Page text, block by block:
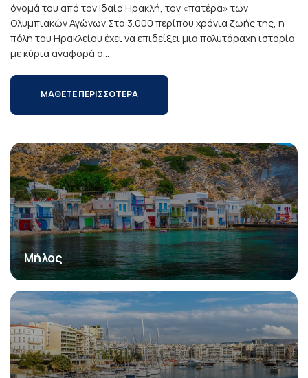
όνομά του από τον Ιδαίο Ηρακλή, τον «πατέρα» των
Ολυμπιακών Αγώνων.Στα 3.000 περίπου χρόνια ζωής της, η
πόλη του Ηρακλείου έχει να επιδείξει μια πολυτάραχη ιστορία
με κύρια αναφορά σ...
ΜΑΘΕΤΕ ΠΕΡΙΣΣΟΤΕΡΑ
Μήλος